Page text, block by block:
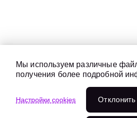
Мы используем различные
получения более подробной
Настройки cookies